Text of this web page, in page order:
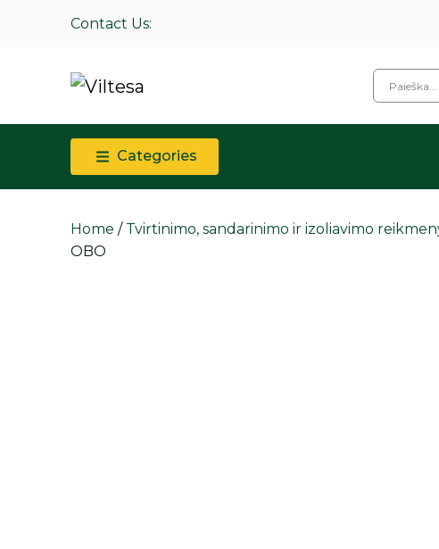
Contact Us:
Categories
Home / Tvirtinimo, sandarinimo ir izoliavimo
OBO